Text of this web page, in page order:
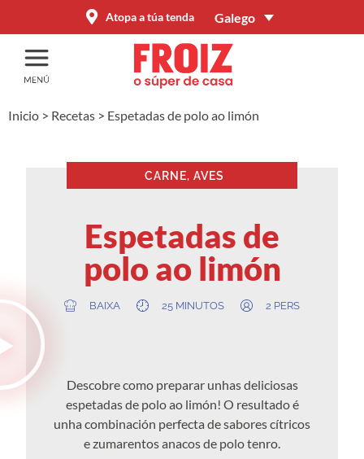
Atopa a túa tenda Galego
Inicio > Recetas > Espetadas de polo ao limón
CARNE, AVES
Espetadas de
polo ao limón
BAIXA 25 MINUTOS 2 PERS
Descobre como preparar unhas deliciosas
espetadas de polo ao limón! O resultado é
unha combinación perfecta de sabores cítricos
e zumarentos anacos de polo tenro.